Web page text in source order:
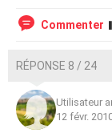
Commenter
RÉPONSE 8 / 24
Utilisateur
12 févr.